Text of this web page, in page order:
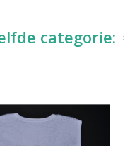
categorie: